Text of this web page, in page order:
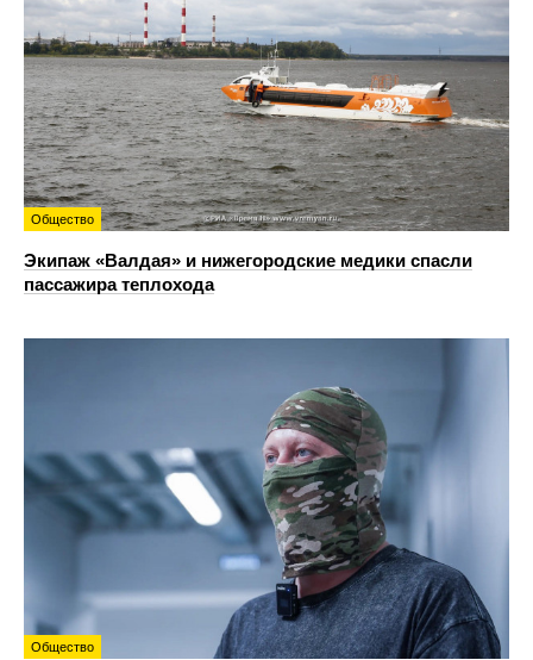
Общество
Экипаж «Валдая» и нижегородские медики спасли
пассажира теплохода
Общество